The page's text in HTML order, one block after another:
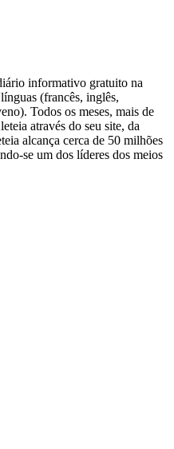
informativo gratuito na
(francês, inglês,
Todos os meses, mais de
através do seu site, da
alcança cerca de 50 milhões
se um dos líderes dos meios